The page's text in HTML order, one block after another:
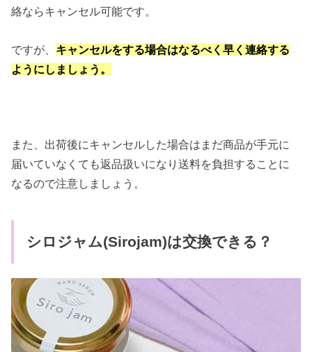
絡ならキャンセル可能です。
ですが、 キャンセルをする場合はなるべく早く連絡する
ようにしましょう。
また、出荷後にキャンセルした場合はまだ商品が手元に
届いていなくても返品扱いになり送料を負担することに
なるので注意しましょう。
シロジャム(Sirojam)は交換できる？